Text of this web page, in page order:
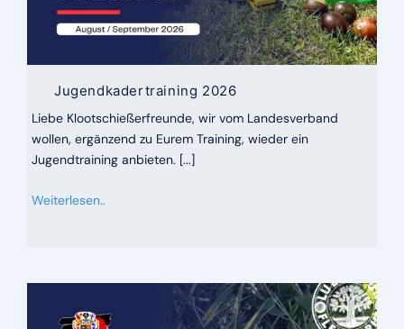
Jugendkadertraining 2026
Liebe Klootschießerfreunde, wir vom Landesverband
wollen, ergänzend zu Eurem Training, wieder ein
Jugendtraining anbieten. [...]
Weiterlesen..